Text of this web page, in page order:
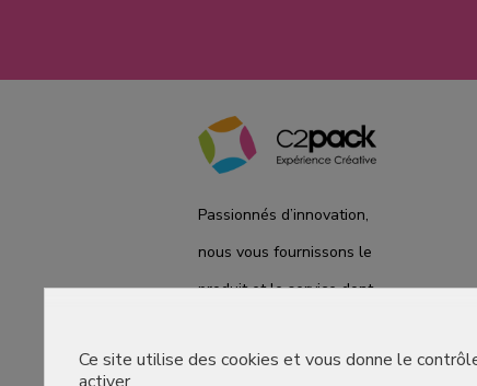
Passionnés d’innovation,
nous vous fournissons le
produit et le service dont
sommes prêts à vous
Ce site utilise des cookies et vous donne le